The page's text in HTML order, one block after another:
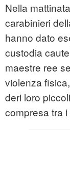
Nella
carabinieri
hanno dato
custodia
maestre ree
violenza
deri loro
compresa tra